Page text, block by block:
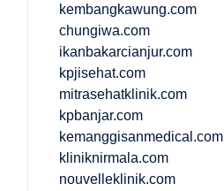
kembangkawung.com
chungiwa.com
ikanbakarcianjur.com
kpjisehat.com
mitrasehatklinik.com
kpbanjar.com
kemanggisanmedical.com
kliniknirmala.com
nouvelleklinik.com